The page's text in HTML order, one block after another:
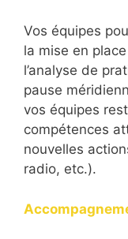
Vos équipes
la mise en
l’analyse de
pause
vos équipes
compétences
nouvelles
radio, etc.).